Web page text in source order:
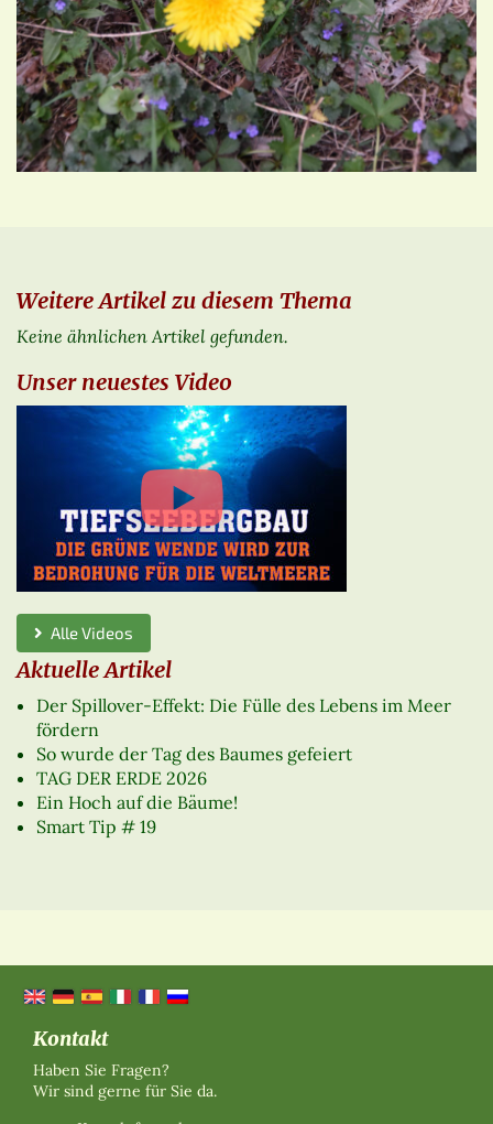
Weitere Artikel zu diesem Thema
Keine ähnlichen Artikel gefunden.
Unser neuestes Video
Alle Videos
Aktuelle Artikel
Der Spillover-Effekt: Die Fülle des Lebens im Meer
fördern
So wurde der Tag des Baumes gefeiert
TAG DER ERDE 2026
Ein Hoch auf die Bäume!
Smart Tip # 19
Kontakt
Haben Sie Fragen?
Wir sind gerne für Sie da.